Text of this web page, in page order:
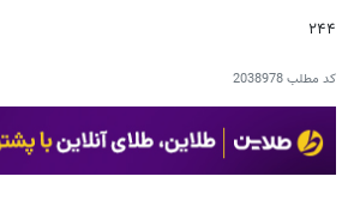
۲۴۴
کد مطلب2038978